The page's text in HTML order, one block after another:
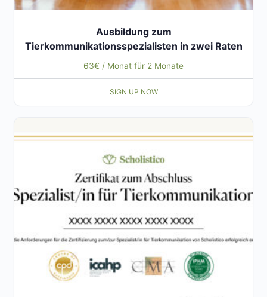
Ausbildung zum
Tierkommunikationsspezialisten in zwei Raten
63€ / Monat für 2 Monate
SIGN UP NOW